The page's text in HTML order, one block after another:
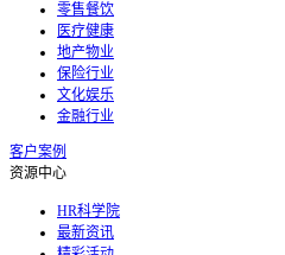
零售餐饮
医疗健康
地产物业
保险行业
文化娱乐
金融行业
客户案例
资源中心
HR科学院
最新资讯